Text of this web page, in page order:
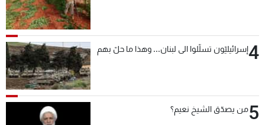
4إسرائيليّون تسلّلوا الى لبنان... وهذا ما حلّ بهم
5من يصدّق الشيخ نعيم؟